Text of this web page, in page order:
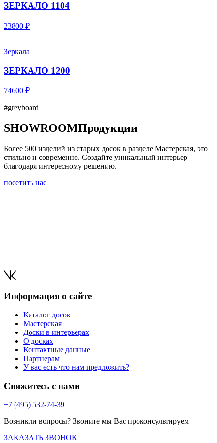
ЗЕРКАЛО 1104
23800 ₽
Зеркала
ЗЕРКАЛО 1200
74600 ₽
#greyboard
SHOWROOMПродукции
Более 500 изделий из старых досок в разделе Мастерская, это
стильно и современно. Создайте уникальный интерьер
благодаря интересному решению.
посетить нас
Информация о сайте
Каталог досок
Мастерская
Доски в интерьерах
О досках
Контактные данные
Партнерам
У вас есть что нам предложить?
Свяжитесь с нами
+7 (495) 532-74-39
Возникли вопросы? Звоните мы Вас проконсультируем
ЗАКАЗАТЬ ЗВОНОК